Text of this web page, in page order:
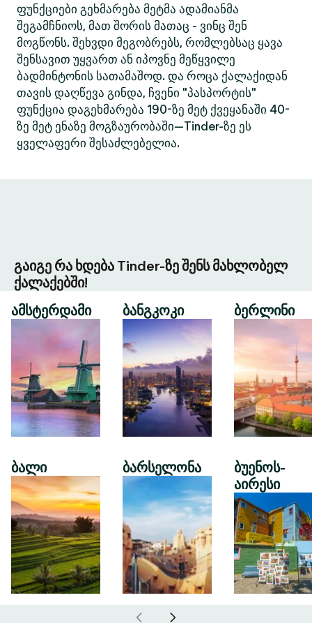
ფუნქციები გეხმარება მეტმა ადამიანმა
შეგამჩნიოს, მათ შორის მათაც - ვინც შენ
მოგწონს. შეხვდი მეგობრებს, რომლებსაც ყავა
შენსავით უყვართ ან იპოვნე მეწყვილე
ბადმინტონის სათამაშოდ. და როცა ქალაქიდან
თავის დაღწევა გინდა, ჩვენი "პასპორტის"
ფუნქცია დაგეხმარება 190-ზე მეტ ქვეყანაში 40-
ზე მეტ ენაზე მოგზაურობაში—Tinder-ზე ეს
ყველაფერი შესაძლებელია.
გაიგე რა ხდება Tinder-ზე შენს მახლობელ
ქალაქებში!
ამსტერდამი
ბალი
ბანგკოკი
ბარსელონა
ბერლინი
ბუენოს-
აირესი